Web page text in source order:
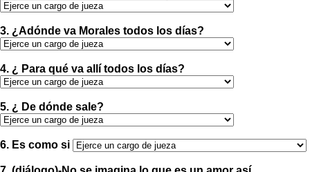
3. ¿Adónde va Morales todos los días?
4. ¿ Para qué va allí todos los días?
5. ¿ De dónde sale?
6. Es como si